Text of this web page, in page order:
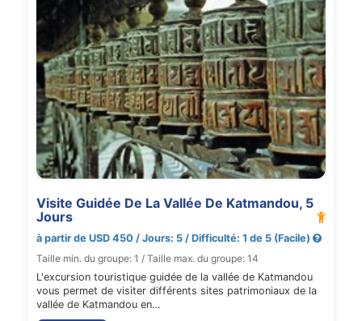
Visite Guidée De La Vallée De Katmandou, 5
Jours
à partir de USD 450 / Jours: 5 / Difficulté: 1 de 5 (Facile)
Taille min. du groupe: 1 / Taille max. du groupe: 14
L'excursion touristique guidée de la vallée de Katmandou
vous permet de visiter différents sites patrimoniaux de la
vallée de Katmandou en…